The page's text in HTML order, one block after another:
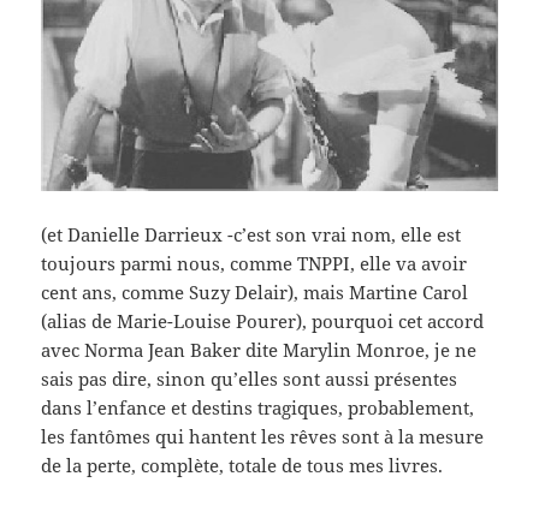
(et Danielle Darrieux -c’est son vrai nom, elle est
toujours parmi nous, comme TNPPI, elle va avoir
cent ans, comme Suzy Delair), mais Martine Carol
(alias de Marie-Louise Pourer), pourquoi cet accord
avec Norma Jean Baker dite Marylin Monroe, je ne
sais pas dire, sinon qu’elles sont aussi présentes
dans l’enfance et destins tragiques, probablement,
les fantômes qui hantent les rêves sont à la mesure
de la perte, complète, totale de tous mes livres.